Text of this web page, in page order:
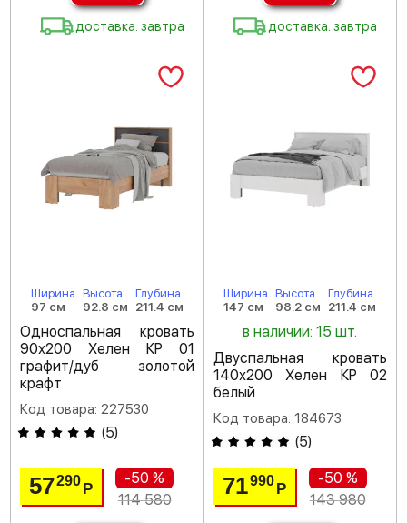
доставка: завтра доставка: завтра
Ширина
97 см
Высота
92.8 см
Глубина
211.4 см
Односпальная кровать
90х200 Хелен КР 01
графит/дуб золотой
крафт
Код товара: 227530
(5)
57290Р
-50 %
114 580
Ширина
147 см
Высота
98.2 см
Глубина
211.4 см
в наличии: 15 шт.
Двуспальная кровать
140х200 Хелен КР 02
белый
Код товара: 184673
(5)
71990 Р
-50 %
143 980